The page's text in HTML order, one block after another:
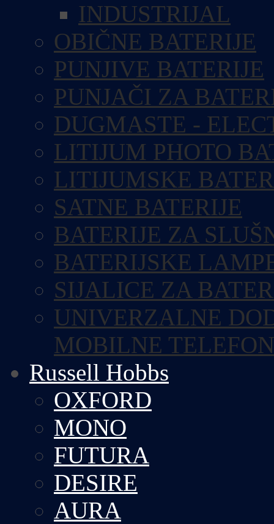
INDUSTRIJAL
OBIČNE BATERIJE
PUNJIVE BATERIJE
PUNJAČI ZA
DUGMASTE -
LITIJUM PHOTO
LITIJUMSKE
SATNE BATERIJE
BATERIJE ZA
BATERIJSKE
SIJALICE ZA
UNIVERZALNE
MOBILNE
Russell Hobbs
OXFORD
MONO
FUTURA
DESIRE
AURA